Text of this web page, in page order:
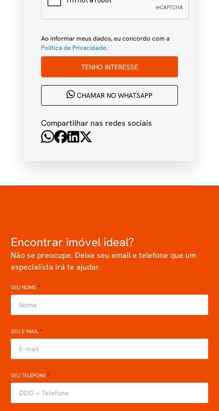
Ao informar meus dados, eu concordo com a
Política de Privacidade.
TENHO INTERESSE
CHAMAR NO WHATSAPP
Compartilhar nas redes sociais
Encontrar imóvel ideal?
Não se preocupe. Deixe seu email e telefone que um
especialista irá te ajudar.
SEU NOME*
SEU E-MAIL*
SEU TELEFONE*